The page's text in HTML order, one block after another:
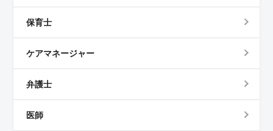
保育士
ケアマネージャー
弁護士
医師